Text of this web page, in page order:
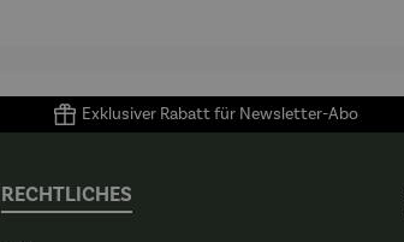
Exklusiver Rabatt für Newsletter-Abo
RECHTLICHES